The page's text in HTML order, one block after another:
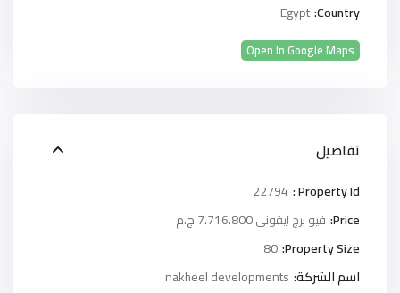
Country:
Egypt
Open In Google Maps
تفاصيل
Property Id :
22794
Price: فيو برج ايقونى7.716.800 ج.م
Property Size:
80
اسم الشركة: nakheel developments